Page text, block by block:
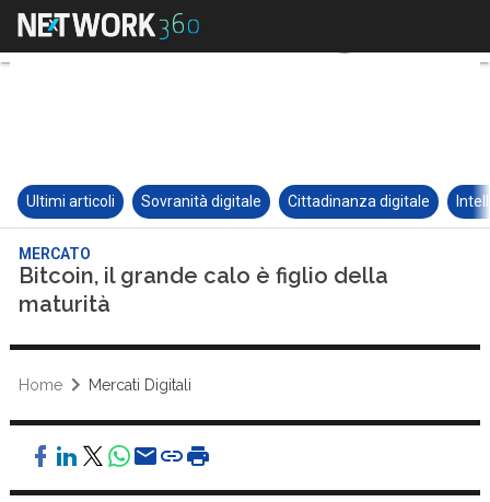
Ultimi articoli Sovranità digitale Cittadinanza digitale
MERCATO
Bitcoin, il grande calo è figlio della
maturità
Home Mercati Digitali